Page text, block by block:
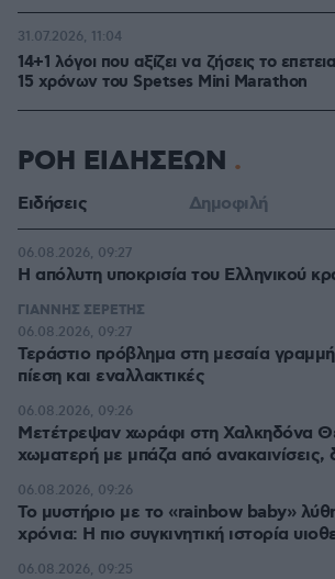
14+1 λόγοι που αξίζει να ζήσεις το
15 χρόνων του Spetses Mini Marathon
31.07.2026, 11:04
ΡΟΗ ΕΙΔΗΣΕΩΝ
Ειδήσεις Δημοφιλή
Η απόλυτη υποκρισία του Ελληνικού
πριν 2 λεπτά
ΓΙΑΝΝΗΣ ΣΕΡΕΤΗΣ
Τεράστιο πρόβλημα στη μεσαία
πίεση και εναλλακτικές
πριν 3 λεπτά
Μετέτρεψαν χωράφι στη Χαλκηδόνα
χωματερή με μπάζα από ανακαινίσεις,
πριν 3 λεπτά
Το μυστήριο με το «rainbow baby»
χρόνια: Η πιο συγκινητική ιστορία
πριν 4 λεπτά
πριν 4 λεπτά